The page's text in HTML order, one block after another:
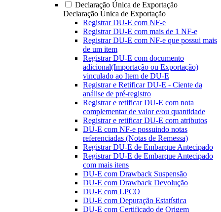
Declaração Única de Exportação
Declaração Única de Exportação
Registrar DU-E com NF-e
Registrar DU-E com mais de 1 NF-e
Registrar DU-E com NF-e que possui mais
de um item
Registrar DU-E com documento
adicional(Importação ou Exportação)
vinculado ao Item de DU-E
Registrar e Retificar DU-E - Ciente da
análise de pré-registro
Registrar e retificar DU-E com nota
complementar de valor e/ou quantidade
Registrar e retificar DU-E com atributos
DU-E com NF-e possuindo notas
referenciadas (Notas de Remessa)
Registrar DU-E de Embarque Antecipado
Registrar DU-E de Embarque Antecipado
com mais itens
DU-E com Drawback Suspensão
DU-E com Drawback Devolução
DU-E com LPCO
DU-E com Depuração Estatística
DU-E com Certificado de Origem